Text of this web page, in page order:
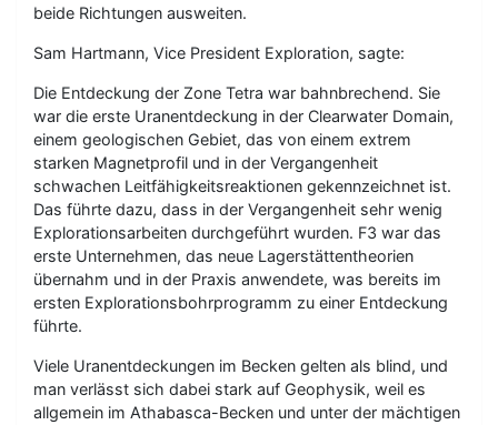
beide Richtungen ausweiten.
Sam Hartmann, Vice President Exploration, sagte:
Die Entdeckung der Zone Tetra war bahnbrechend. Sie
war die erste Uranentdeckung in der Clearwater Domain,
einem geologischen Gebiet, das von einem extrem
starken Magnetprofil und in der Vergangenheit
schwachen Leitfähigkeitsreaktionen gekennzeichnet ist.
Das führte dazu, dass in der Vergangenheit sehr wenig
Explorationsarbeiten durchgeführt wurden. F3 war das
erste Unternehmen, das neue Lagerstättentheorien
übernahm und in der Praxis anwendete, was bereits im
ersten Explorationsbohrprogramm zu einer Entdeckung
führte.
Viele Uranentdeckungen im Becken gelten als blind, und
man verlässt sich dabei stark auf Geophysik, weil es
allgemein im Athabasca-Becken und unter der mächtigen